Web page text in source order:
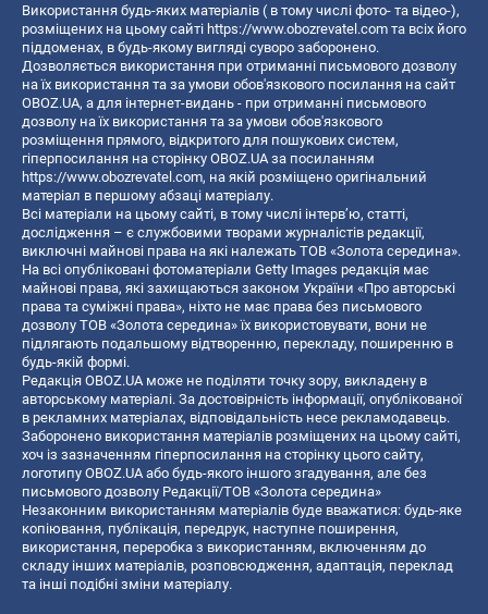
Використання будь-яких матеріалів ( в тому числі фото- та відео-),
розміщених на цьому сайті https://www.obozrevatel.com та всіх його
піддоменах, в будь-якому вигляді суворо заборонено.
Дозволяється використання при отриманні письмового дозволу
на їх використання та за умови обов'язкового посилання на сайт
OBOZ.UA, а для інтернет-видань - при отриманні письмового
дозволу на їх використання та за умови обов'язкового
розміщення прямого, відкритого для пошукових систем,
гіперпосилання на сторінку OBOZ.UA за посиланням
https://www.obozrevatel.com, на якій розміщено оригінальний
матеріал в першому абзаці матеріалу.
Всі матеріали на цьому сайті, в тому числі інтерв’ю, статті,
дослідження – є службовими творами журналістів редакції,
виключні майнові права на які належать ТОВ «Золота середина».
На всі опубліковані фотоматеріали Getty Images редакція має
майнові права, які захищаються законом України «Про авторські
права та суміжні права», ніхто не має права без письмового
дозволу ТОВ «Золота середина» їх використовувати, вони не
підлягають подальшому відтворенню, перекладу, поширенню в
будь-якій формі.
Редакція OBOZ.UA може не поділяти точку зору, викладену в
авторському матеріалі. За достовірність інформації, опублікованої
в рекламних матеріалах, відповідальність несе рекламодавець.
Заборонено використання матеріалів розміщених на цьому сайті,
хоч із зазначенням гіперпосилання на сторінку цього сайту,
логотипу OBOZ.UA або будь-якого іншого згадування, але без
письмового дозволу Редакції/ТОВ «Золота середина»
Незаконним використанням матеріалів буде вважатися: будь-яке
копiювання, публiкацiя, передрук, наступне поширення,
використання, переробка з використанням, включенням до
складу інших матеріалів, розповсюдження, адаптація, переклад
та інші подібні зміни матеріалу.